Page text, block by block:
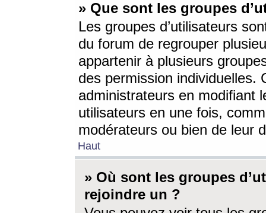
» Que sont les groupes
Les groupes d’utilisateurs
du forum de regrouper
appartenir à plusieurs
des permission individuelles.
administrateurs en modifiant
utilisateurs en une fois,
modérateurs ou bien de leur
Haut
» Où sont les groupes
rejoindre un ?